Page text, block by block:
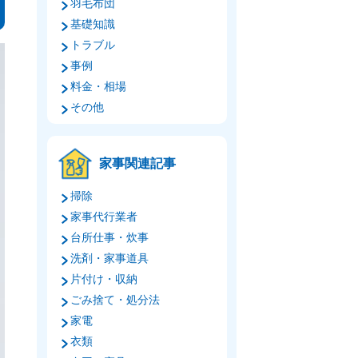
羽毛布団
基礎知識
トラブル
事例
料金・相場
その他
家事関連記事
掃除
家事代行業者
台所仕事・炊事
洗剤・家事道具
片付け・収納
ごみ捨て・処分法
家電
衣類